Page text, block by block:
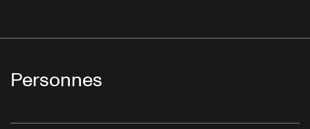
Personnes